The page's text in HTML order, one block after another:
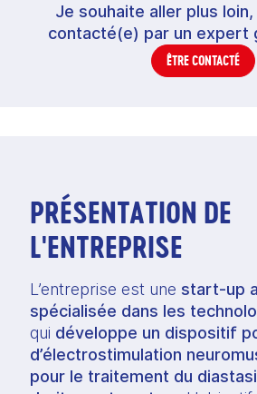
Je souhaite aller plus
contacté(e) par un expert
ÊTRE CONTACTÉ
PRÉSENTATION DE
L'ENTREPRISE
L’entreprise est une start-up
spécialisée dans les
qui développe un dispositif
d’électrostimulation
pour le traitement du